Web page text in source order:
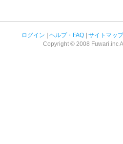
ログイン ヘルプ・FAQ| サイトマップ
Copyright © 2008 Fuwari.inc